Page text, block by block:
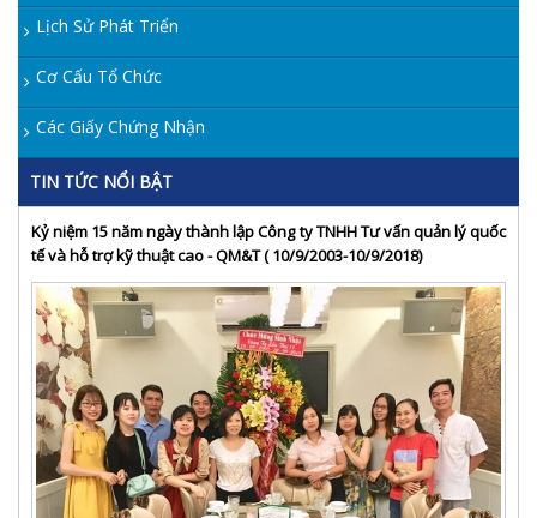
Lịch Sử Phát Triển
Cơ Cấu Tổ Chức
Các Giấy Chứng Nhận
TIN TỨC NỔI BẬT
Kỷ niệm 15 năm ngày thành lập Công ty TNHH Tư vấn quản lý quốc
tế và hỗ trợ kỹ thuật cao - QM&T ( 10/9/2003-10/9/2018)